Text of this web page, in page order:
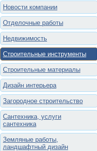
Новости компании
Отделочные работы
Недвижимость
Строительные инструменты
Строительные материалы
Дизайн интерьера
Загородное строительство
Сантехника, услуги
сантехника
Земляные работы,
ландшафтный дизайн